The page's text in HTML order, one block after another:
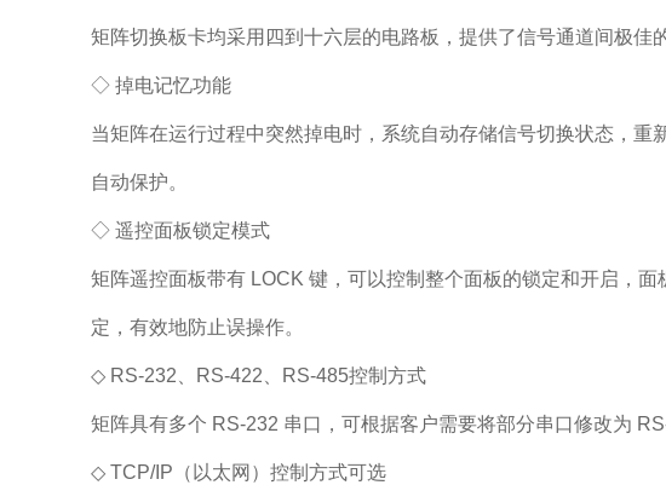
矩阵切换板卡均采用四到十六层的电路板，提供了信号通道间极佳
◇ 掉电记忆功能
当矩阵在运行过程中突然掉电时，系统自动存储信号切换状态，
自动保护。
◇ 遥控面板锁定模式
矩阵遥控面板带有 LOCK 键，可以控制整个面板的锁定和开启，
定，有效地防止误操作。
◇ RS-232、RS-422、RS-485控制方式
矩阵具有多个 RS-232 串口，可根据客户需要将部分串口修改为
◇ TCP/IP（以太网）控制方式可选